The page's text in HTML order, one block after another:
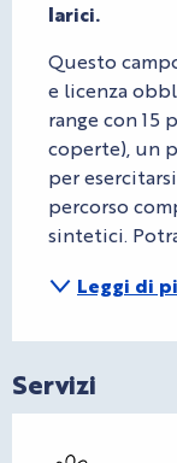
larici.
Questo
e licenza
range con 15
coperte), un
per
percorso
sintetici.
Leggi di
Servizi